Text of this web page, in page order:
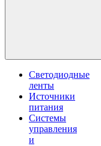
Светодиодные
ленты
Источники
питания
Системы
управления
и